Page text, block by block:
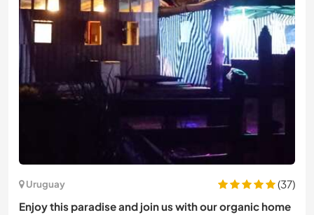
Uruguay
(37)
Enjoy this paradise and join us with our organic home